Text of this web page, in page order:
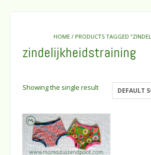
HOME / PRODUCTS TAGGED
zindelijkheidstraining
Showing the single result